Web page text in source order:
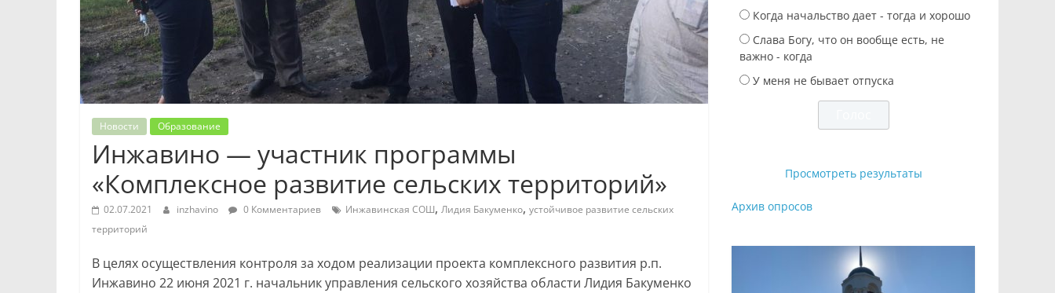
Новости Образование
Инжавино — участник программы
«Комплексное развитие сельских территорий»
02.07.2021 inzhavino 0 Комментариев Инжавинская СОШ, Лидия Бакуменко, устойчивое развитие сельских
территорий
В целях осуществления контроля за ходом реализации проекта комплексного развития р.п.
Инжавино 22 июня 2021 г. начальник управления сельского хозяйства области Лидия Бакуменко
Когда начальство дает - тогда и хорошо
Слава Богу, что он вообще есть, не
важно - когда
У меня не бывает отпуска
Просмотреть результаты
Архив опросов